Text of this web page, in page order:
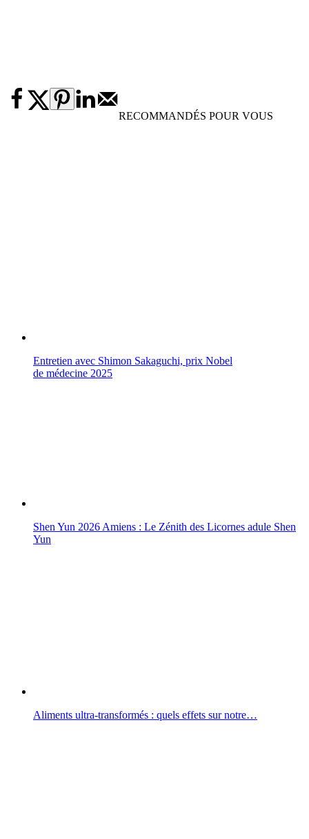
RECOMMANDÉS POUR VOUS
Entretien avec Shimon Sakaguchi, prix Nobel
de médecine 2025
Shen Yun 2026 Amiens : Le Zénith des Licornes adule Shen
Yun
Aliments ultra-transformés : quels effets sur notre…